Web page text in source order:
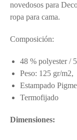
novedosos para
ropa para cama.
Composición:
48 % polyester /
Peso: 125 gr/m2,
Estampado
Termofijado
Dimensiones: